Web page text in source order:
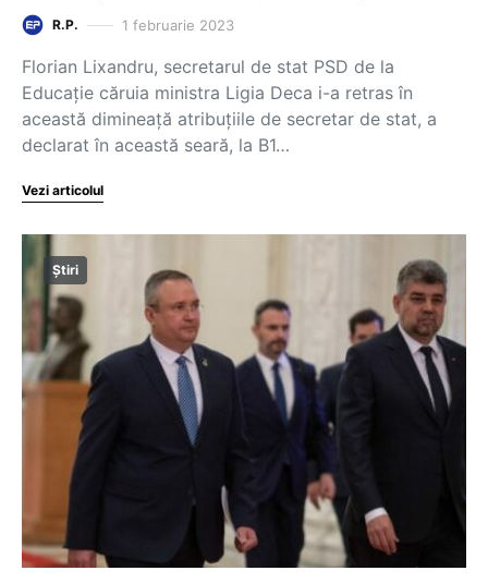
R.P. 1 februarie 2023
Florian Lixandru, secretarul de stat PSD de la
Educație căruia ministra Ligia Deca i-a retras în
această dimineață atribuțiile de secretar de stat, a
declarat în această seară, la B1…
Vezi articolul
Știri